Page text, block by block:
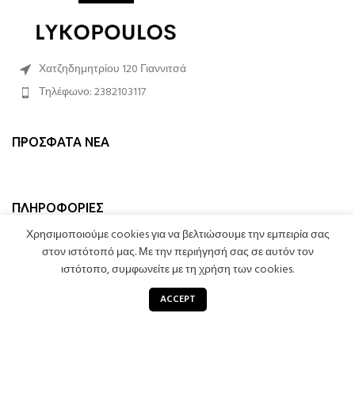
Χατζηδημητρίου 120 Γιαννιτσά
Τηλέφωνο: 2382103117
ΠΡΌΣΦΑΤΑ ΝΈΑ
ΠΛΗΡΟΦΟΡΊΕΣ
ΛΟΓΑΡΙΑΣΜΌΣ
2023 CREATED BYLEXICON SOFTWARE
Χρησιμοποιούμε cookies για να βελτιώσουμε την εμπειρία σας
στον ιστότοπό μας. Με την περιήγησή σας σε αυτόν τον
ιστότοπο, συμφωνείτε με τη χρήση των cookies.
ACCEPT